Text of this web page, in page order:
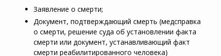
Заявление о смерти;
Документ, подтверждающий смерть (медсправка
о смерти, решение суда об установлении факта
смерти или документ, устанавливающий факт
смерти реабилитированного человека)